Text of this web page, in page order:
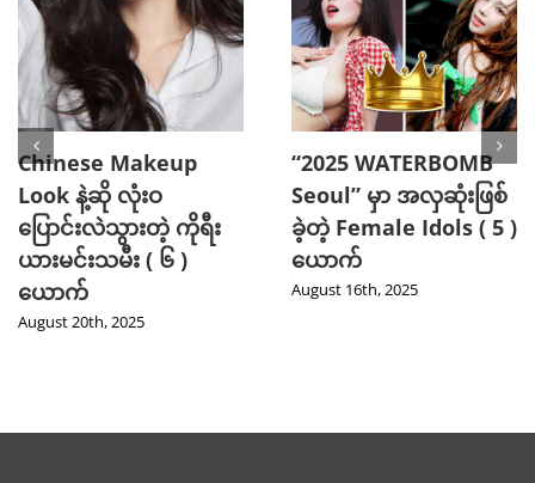
Chinese Makeup
Look နဲ့ဆို လုံးဝ
ပြောင်းလဲသွားတဲ့ ကိုရီး
ယားမင်းသမီး ( ၆ )
ယောက်
August 20th, 2025
“2025 WATERBOMB
Seoul” မှာ အလှဆုံးဖြစ်
ခဲ့တဲ့ Female Idols ( 5 )
ယောက်
August 16th, 2025